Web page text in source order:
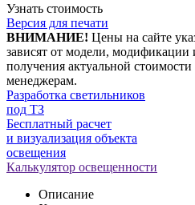
Узнать стоимость
Версия для печати
ВНИМАНИЕ! Цены на сайте
зависят от модели,
получения актуальной
менеджерам.
Разработка светильников
под ТЗ
Бесплатный расчет
и визуализация объекта
освещения
Калькулятор освещенности
Описание